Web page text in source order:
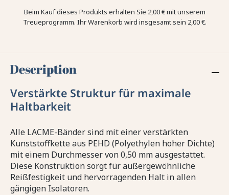
Beim Kauf dieses Produkts erhalten Sie 2,00 €mit unserem
Treueprogramm. Ihr Warenkorb wird insgesamt sein 2,00 €.
Description
Verstärkte Struktur für maximale
Haltbarkeit
Alle LACME-Bänder sind mit einer verstärkten
Kunststoffkette aus PEHD (Polyethylen hoher Dichte)
mit einem Durchmesser von 0,50 mm ausgestattet.
Diese Konstruktion sorgt für außergewöhnliche
Reißfestigkeit und hervorragenden Halt in allen
gängigen Isolatoren.